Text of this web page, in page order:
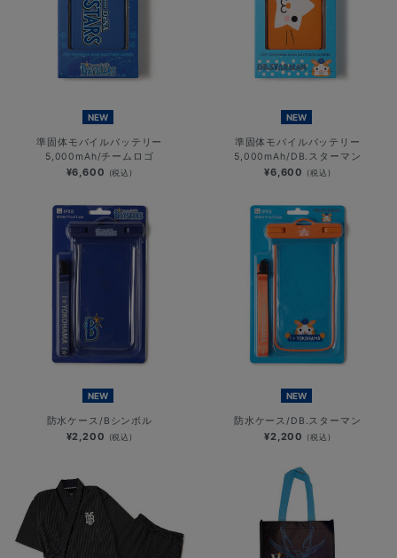
NEW
準固体モバイルバッテリー
5,000mAh/チームロゴ
¥6,600 (税込)
NEW
準固体モバイルバッテリー
5,000mAh/DB.スターマン
¥6,600 (税込)
NEW
防水ケース/Bシンボル
¥2,200 (税込)
NEW
防水ケース/DB.スターマン
¥2,200 (税込)